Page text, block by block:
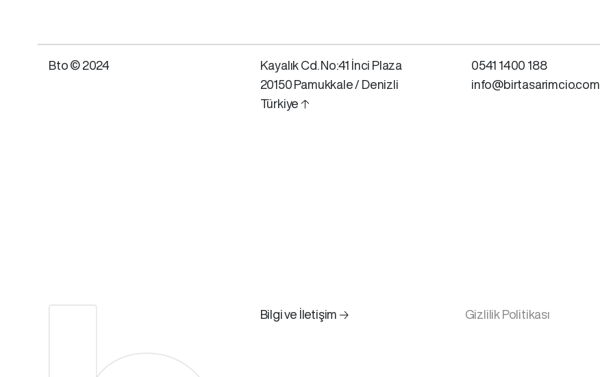
Bto © 2024
Kayalık Cd. No:41 İnci Plaza
20150 Pamukkale / Denizli
Türkiye 🡡
0541 1400 188
info@birtasarimcio.com
Bilgi ve İletişim 🡢 Gizlilik Politikası